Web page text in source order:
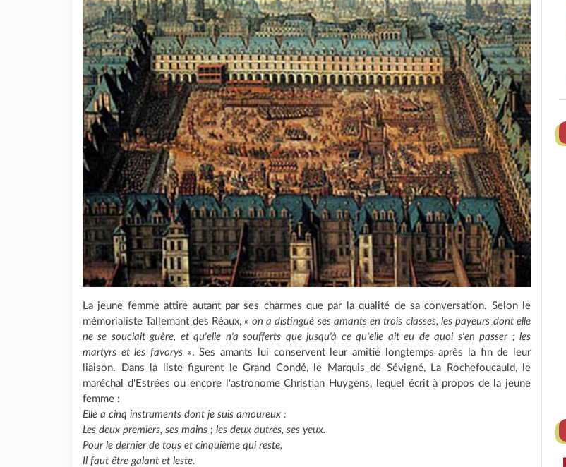
La jeune femme attire autant par ses charmes que par la qualité de sa conversation. Selon le
mémorialiste Tallemant des Réaux,« on a distingué ses amants en trois classes, les payeurs dont elle
ne se souciait guère, et qu'elle n'a soufferts que jusqu'à ce qu'elle ait eu de quoi s'en passer ; les
martyrs et les favorys ». Ses amants lui conservent leur amitié longtemps après la fin de leur
liaison. Dans la liste figurent le Grand Condé, le Marquis de Sévigné, La Rochefoucauld, le
maréchal d'Estrées ou encore l'astronome Christian Huygens, lequel écrit à propos de la jeune
femme :
Elle a cinq instruments dont je suis amoureux :
Les deux premiers, ses mains ; les deux autres, ses yeux.
Pour le dernier de tous et cinquième qui reste,
Il faut être galant et leste.